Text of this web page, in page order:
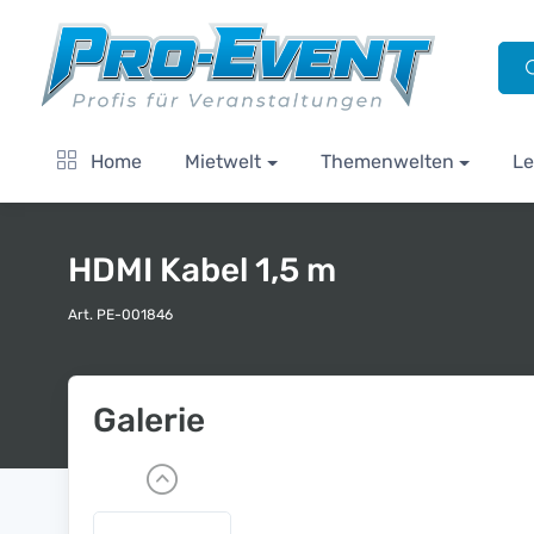
Home Mietwelt Themenwelten
HDMI Kabel 1,5 m
Art. PE-001846
Galerie
P
r